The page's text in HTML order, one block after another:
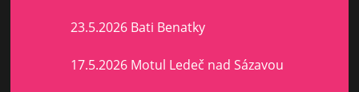
23.5.2026 Bati Benatky
17.5.2026 Motul Ledeč nad Sázavou